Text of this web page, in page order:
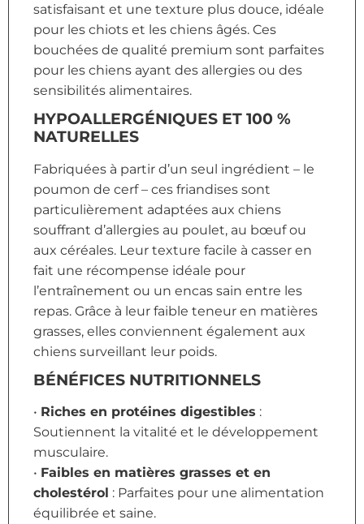
satisfaisant et une texture plus douce, idéale
pour les chiots et les chiens âgés. Ces
bouchées de qualité premium sont parfaites
pour les chiens ayant des allergies ou des
sensibilités alimentaires.
HYPOALLERGÉNIQUES ET 100 %
NATURELLES
Fabriquées à partir d’un seul ingrédient – le
poumon de cerf – ces friandises sont
particulièrement adaptées aux chiens
souffrant d’allergies au poulet, au bœuf ou
aux céréales. Leur texture facile à casser en
fait une récompense idéale pour
l’entraînement ou un encas sain entre les
repas. Grâce à leur faible teneur en matières
grasses, elles conviennent également aux
chiens surveillant leur poids.
BÉNÉFICES NUTRITIONNELS
• Riches en protéines digestibles :
Soutiennent la vitalité et le développement
musculaire.
• Faibles en matières grasses et en
cholestérol : Parfaites pour une alimentation
équilibrée et saine.